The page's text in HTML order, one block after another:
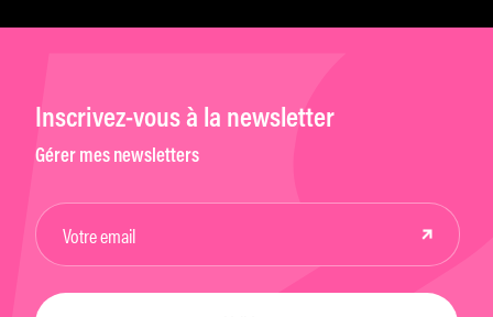
Inscrivez-vous à la newsletter
Gérer mes newsletters